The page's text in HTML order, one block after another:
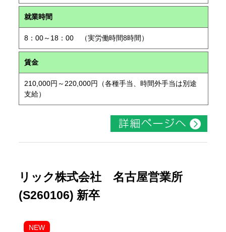
就業時間
8：00～18：00 （実労働時間8時間）
賃金
210,000円～220,000円（各種手当、時間外手当は別途
支給）
リック株式会社 名古屋営業所
(S260106) 新卒
NEW